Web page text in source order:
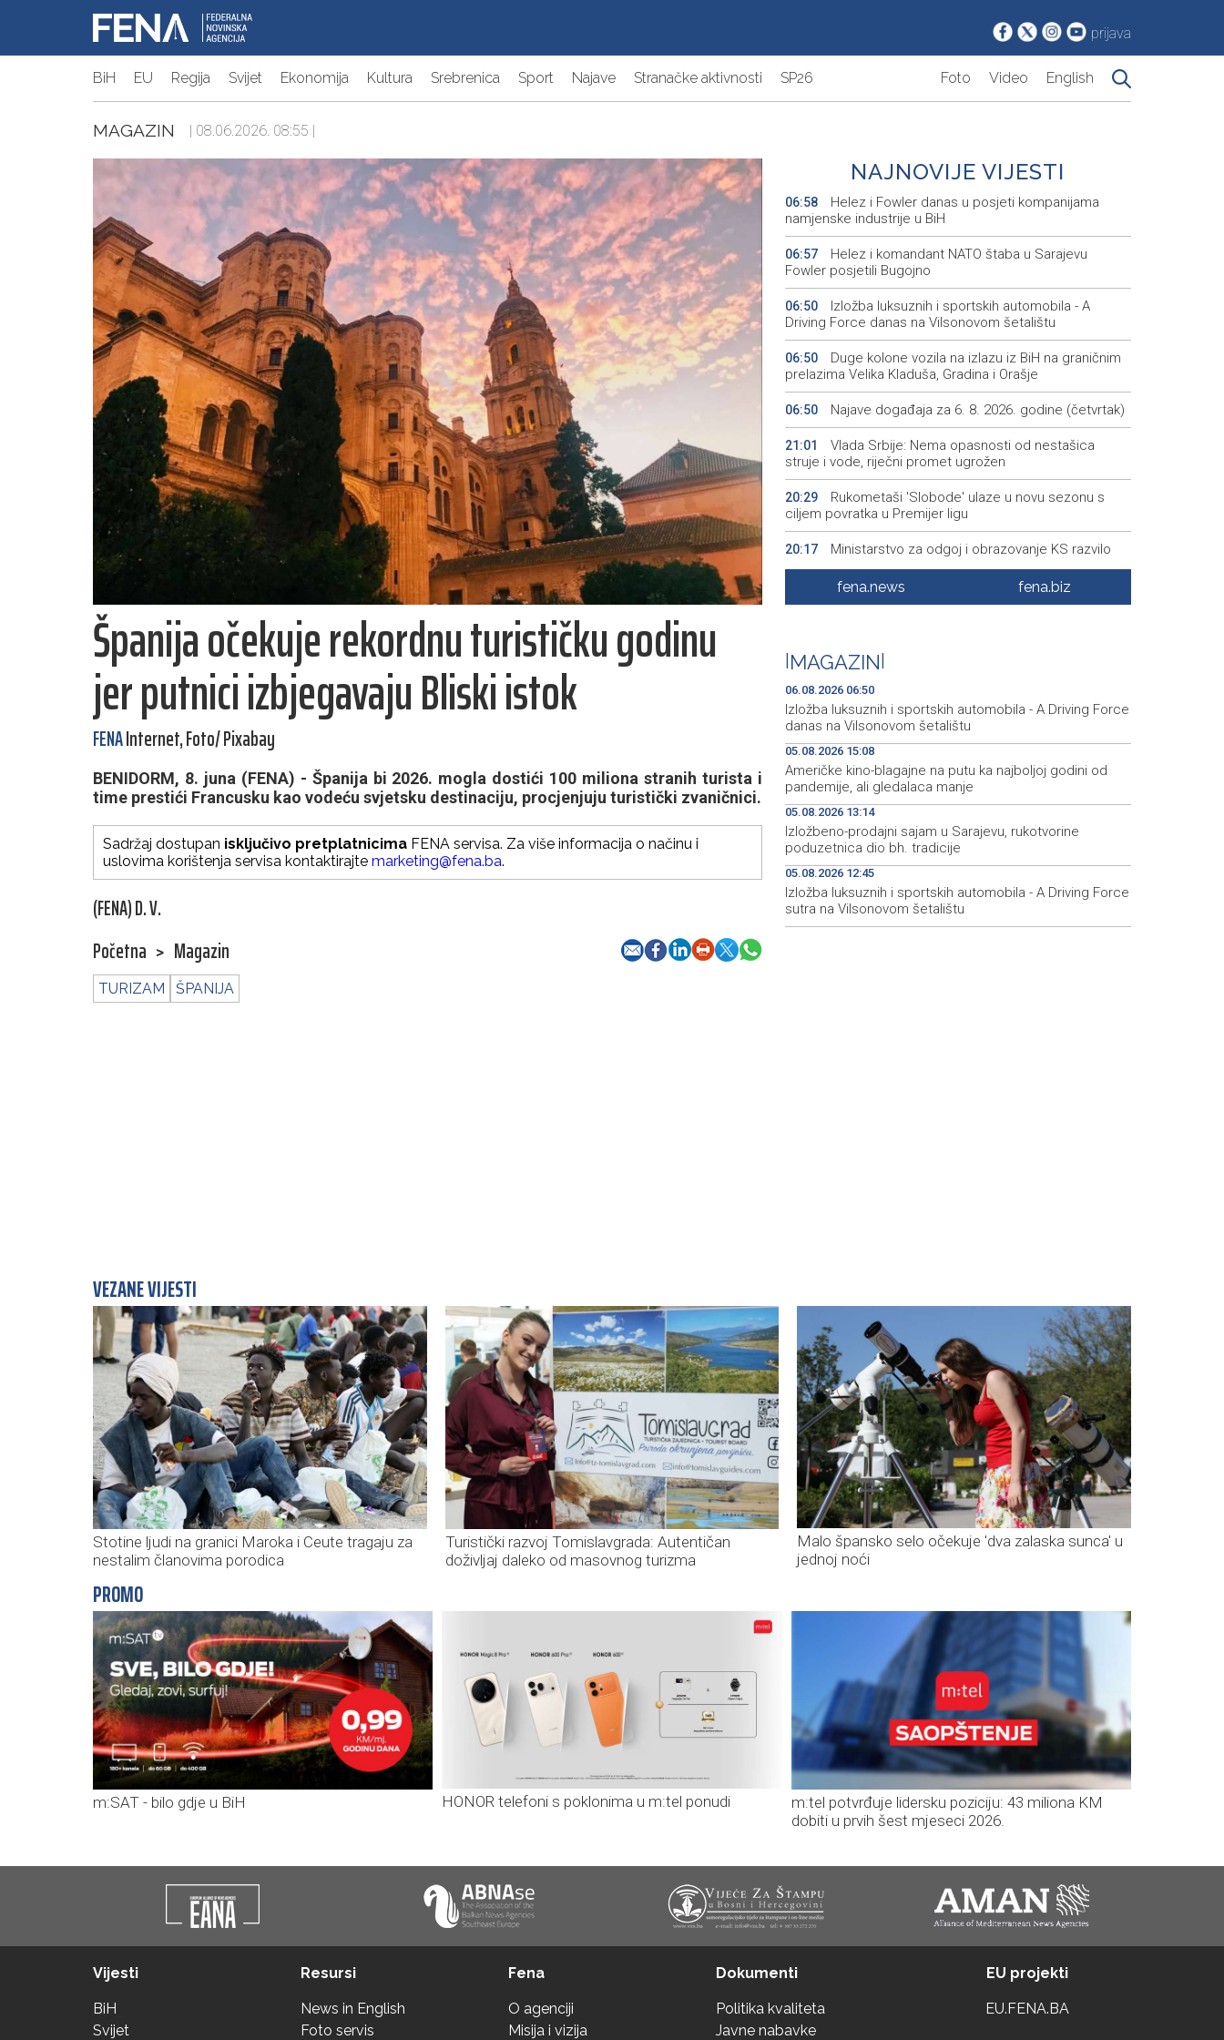
prijava
BiH EU Regija Svijet Ekonomija Kultura Srebrenica Sport Najave Stranačke aktivnosti SP26 Foto Video English
MAGAZIN | 08.06.2026. 08:55 |
Španija očekuje rekordnu turističku godinu
jer putnici izbjegavaju Bliski istok
FENAInternet, Foto/ Pixabay
BENIDORM, 8. juna (FENA) - Španija bi 2026. mogla dostići 100 miliona stranih turista i
time prestići Francusku kao vodeću svjetsku destinaciju, procjenjuju turistički zvaničnici.
Sadržaj dostupan isključivo pretplatnicima FENA servisa. Za više informacija o načinu i
uslovima korištenja servisa kontaktirajte marketing@fena.ba.
(FENA) D. V.
Početna > Magazin
TURIZAM ŠPANIJA
NAJNOVIJE VIJESTI
06:58
Helez i Fowler danas u posjeti kompanijama
namjenske industrije u BiH
06:57
Helez i komandant NATO štaba u Sarajevu
Fowler posjetili Bugojno
06:50
Izložba luksuznih i sportskih automobila - A
Driving Force danas na Vilsonovom šetalištu
06:50
Duge kolone vozila na izlazu iz BiH na graničnim
prelazima Velika Kladuša, Gradina i Orašje
06:50 Najave događaja za 6. 8. 2026. godine (četvrtak)
21:01
Vlada Srbije: Nema opasnosti od nestašica
struje i vode, riječni promet ugrožen
20:29
Rukometaši 'Slobode' ulaze u novu sezonu s
ciljem povratka u Premijer ligu
20:17
Ministarstvo za odgoj i obrazovanje KS razvilo
sistem stručne podrške prosvjetnim radnicima
Announcement of events for Thursday, 6 August
19:26
Rise in electric scooter injuries among children;
Biloš: Head and facial injuries most common
fena.news fena.biz
MAGAZIN
06.08.2026 06:50
Izložba luksuznih i sportskih automobila - A Driving Force
danas na Vilsonovom šetalištu
05.08.2026 15:08
Američke kino-blagajne na putu ka najboljoj godini od
pandemije, ali gledalaca manje
05.08.2026 13:14
Izložbeno-prodajni sajam u Sarajevu, rukotvorine
poduzetnica dio bh. tradicije
05.08.2026 12:45
Izložba luksuznih i sportskih automobila - A Driving Force
sutra na Vilsonovom šetalištu
VEZANE VIJESTI
Stotine ljudi na granici Maroka i Ceute tragaju za
nestalim članovima porodica
Turistički razvoj Tomislavgrada: Autentičan
doživljaj daleko od masovnog turizma
Malo špansko selo očekuje 'dva zalaska sunca' u
jednoj noći
PROMO
m:SAT - bilo gdje u BiH HONOR telefoni s poklonima u m:tel ponudi
m:tel potvrđuje lidersku poziciju: 43 miliona KM
dobiti u prvih šest mjeseci 2026.
Vijesti
BiH
Svijet
Resursi
News in English
Foto servis
Fena
O agenciji
Misija i vizija
Dokumenti
Politika kvaliteta
Javne nabavke
EU projekti
EU.FENA.BA